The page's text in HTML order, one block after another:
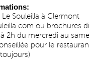
Souleilla à Clermont
ou brochures
2h du mercredi au
pour le